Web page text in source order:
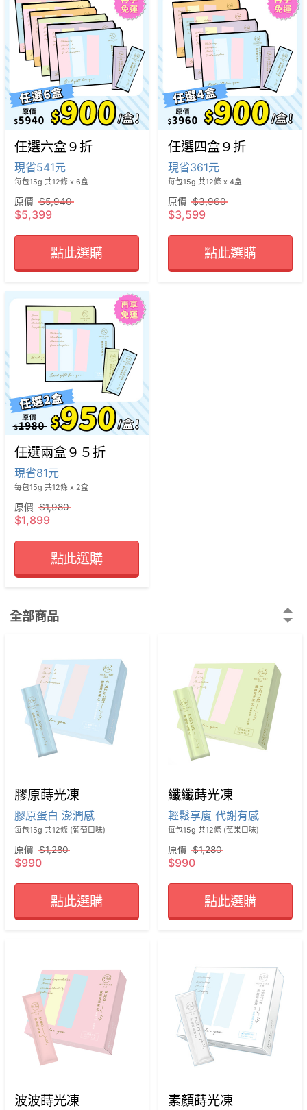
任選六盒９折
現省541元
每包15g 共12條 x 6盒
原價 $5,940
$5,399
點此選購
任選四盒９折
現省361元
每包15g 共12條 x 4盒
原價 $3,960
$3,599
點此選購
任選兩盒９５折
現省81元
每包15g 共12條 x 2盒
原價 $1,980
$1,899
點此選購
全部商品
膠原蒔光凍
膠原蛋白 澎潤感
每包15g 共12條 (葡萄口味)
原價 $1,280
$990
點此選購
纖纖蒔光凍
輕鬆享廋 代謝有感
每包15g 共12條 (莓果口味)
原價 $1,280
$990
點此選購
波波蒔光凍 素顏蒔光凍